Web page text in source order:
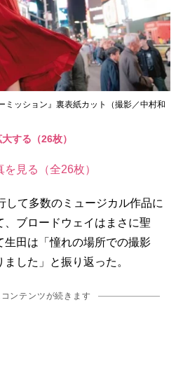
ミッション』裏表紙カット（撮影／中村和
する（26枚）
を見る（全26枚）
て多数のミュージカル作品に
、ブロードウェイはまさに聖
生田は「憧れの場所での撮影
した」と振り返った。
ンテンツが続きます